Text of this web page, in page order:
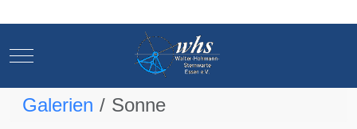
Mobile Menu Toggle
Galerien Sonne